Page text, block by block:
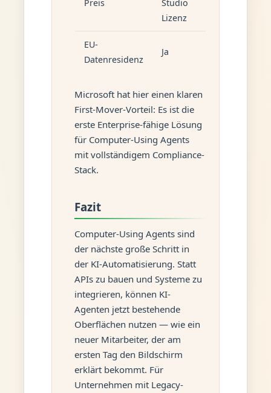
Preis
Studio
Lizenz
EU-
Datenresidenz
Ja
Microsoft hat hier einen klaren
First-Mover-Vorteil: Es ist die
erste Enterprise-fähige Lösung
für Computer-Using Agents
mit vollständigem Compliance-
Stack.
Fazit
Computer-Using Agents sind
der nächste große Schritt in
der KI-Automatisierung. Statt
APIs zu bauen und Systeme zu
integrieren, können KI-
Agenten jetzt bestehende
Oberflächen nutzen — wie ein
neuer Mitarbeiter, der am
ersten Tag den Bildschirm
erklärt bekommt. Für
Unternehmen mit Legacy-